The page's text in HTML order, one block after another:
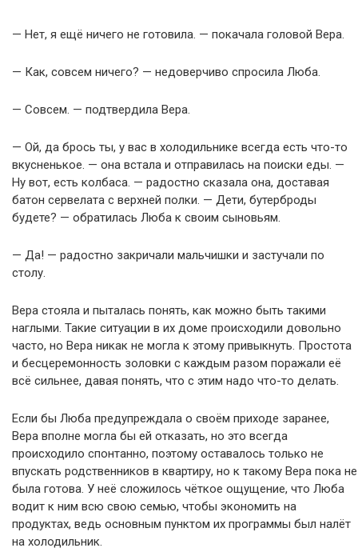
— Нет, я ещё ничего не готовила. — покачала головой Вера.
— Как, совсем ничего? — недоверчиво спросила Люба.
— Совсем. — подтвердила Вера.
— Ой, да брось ты, у вас в холодильнике всегда есть что-то
вкусненькое. — она встала и отправилась на поиски еды. —
Ну вот, есть колбаса. — радостно сказала она, доставая
батон сервелата с верхней полки. — Дети, бутерброды
будете? — обратилась Люба к своим сыновьям.
— Да! — радостно закричали мальчишки и застучали по
столу.
Вера стояла и пыталась понять, как можно быть такими
наглыми. Такие ситуации в их доме происходили довольно
часто, но Вера никак не могла к этому привыкнуть. Простота
и бесцеремонность золовки с каждым разом поражали её
всё сильнее, давая понять, что с этим надо что-то делать.
Если бы Люба предупреждала о своём приходе заранее,
Вера вполне могла бы ей отказать, но это всегда
происходило спонтанно, поэтому оставалось только не
впускать родственников в квартиру, но к такому Вера пока не
была готова. У неё сложилось чёткое ощущение, что Люба
водит к ним всю свою семью, чтобы экономить на
продуктах, ведь основным пунктом их программы был налёт
на холодильник.